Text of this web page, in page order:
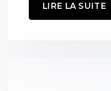
LIRE LA SUITE